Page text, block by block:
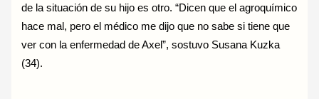
de la situación de su hijo es otro. “Dicen que el agroquímico
hace mal, pero el médico me dijo que no sabe si tiene que
ver con la enfermedad de Axel”, sostuvo Susana Kuzka
(34).